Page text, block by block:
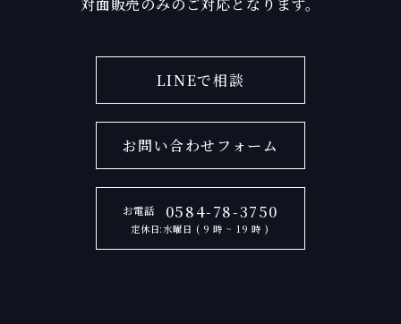
LINEで相談
お問い合わせフォーム
お電話 0584-78-3750
定休日:水曜日 ( 9 時 ~ 19 時 )